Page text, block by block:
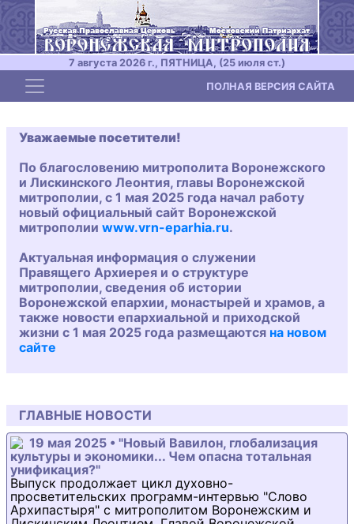
7 августа 2026 г., ПЯТНИЦА, (25 июля ст.)
Toggle navigation ПОЛНАЯ ВЕРСИЯ САЙТА
Уважаемые посетители!
По благословению митрополита Воронежского
и Лискинского Леонтия, главы Воронежской
митрополии, с 1 мая 2025 года начал работу
новый официальный сайт Воронежской
митрополии www.vrn-eparhia.ru.
Актуальная информация о служении
Правящего Архиерея и о структуре
митрополии, сведения об истории
Воронежской епархии, монастырей и храмов, а
также новости епархиальной и приходской
жизни с 1 мая 2025 года размещаются на новом
сайте
ГЛАВНЫЕ НОВОСТИ
19 мая 2025 • "Новый Вавилон, глобализация
культуры и экономики... Чем опасна тотальная
унификация?"
Выпуск продолжает цикл духовно-
просветительских программ-интервью "Слово
Архипастыря" с митрополитом Воронежским и